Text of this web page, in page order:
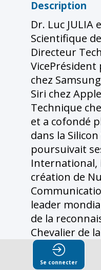
Description
Dr. Luc JULIA
Scientifique
Directeur
chez
Siri chez
Technique
et a cofondé
dans la Silicon
poursuivait
International,
création de
leader
de la
Chevalier de
Officier de
Mérite et
Se connecter